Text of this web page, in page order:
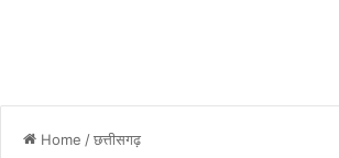
Home /छत्तीसगढ़